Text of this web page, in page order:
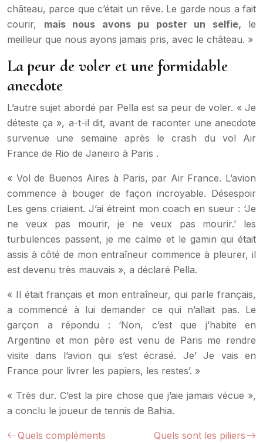
château, parce que c’était un rêve. Le garde nous a fait
courir, mais nous avons pu poster un selfie, le
meilleur que nous ayons jamais pris, avec le château. »
La peur de voler et une formidable
anecdote
L’autre sujet abordé par Pella est sa peur de voler. « Je
déteste ça », a-t-il dit, avant de raconter une anecdote
survenue une semaine après le crash du vol Air
France de Rio de Janeiro à Paris .
« Vol de Buenos Aires à Paris, par Air France. L’avion
commence à bouger de façon incroyable. Désespoir
Les gens criaient. J’ai étreint mon coach en sueur : ‘Je
ne veux pas mourir, je ne veux pas mourir.’ les
turbulences passent, je me calme et le gamin qui était
assis à côté de mon entraîneur commence à pleurer, il
est devenu très mauvais », a déclaré Pella.
« Il était français et mon entraîneur, qui parle français,
a commencé à lui demander ce qui n’allait pas. Le
garçon a répondu : ‘Non, c’est que j’habite en
Argentine et mon père est venu de Paris me rendre
visite dans l’avion qui s’est écrasé. Je’ Je vais en
France pour livrer les papiers, les restes’. »
« Très dur. C’est la pire chose que j’aie jamais vécue »,
a conclu le joueur de tennis de Bahia.
Quels compléments
Quels sont les piliers